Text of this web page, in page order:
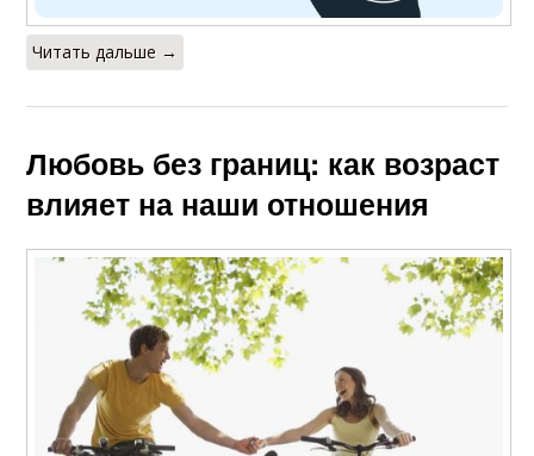
Читать дальше →
Любовь без границ: как возраст
влияет на наши отношения